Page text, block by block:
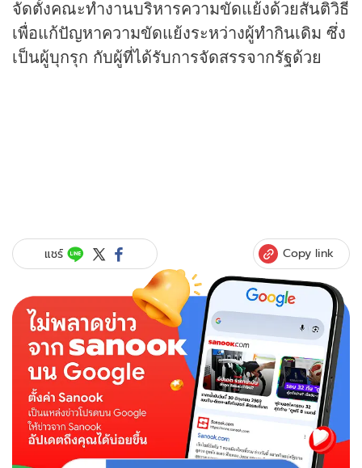
จัดตั้งคณะทำงานบริหารความขัดแย้งด้วยสันติวิธี
เพื่อแก้ปัญหาความขัดแย้งระหว่างผู้ทำกินเดิม ซึ่ง
เป็นผู้บุกรุก กับผู้ที่ได้รับการจัดสรรจากรัฐด้วย
แชร์ Copy link